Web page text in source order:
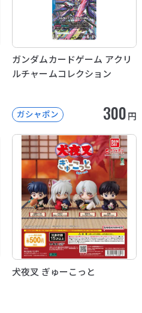
ガンダムカードゲーム アクリ
ルチャームコレクション
ガシャポン 300円
犬夜叉 ぎゅーこっと